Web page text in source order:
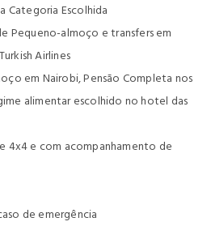
Categoria Escolhida
Pequeno-almoço e transfers em
Airlines
em Nairobi, Pensão Completa nos
alimentar escolhido no hotel das
4x4 e com acompanhamento de
de emergência